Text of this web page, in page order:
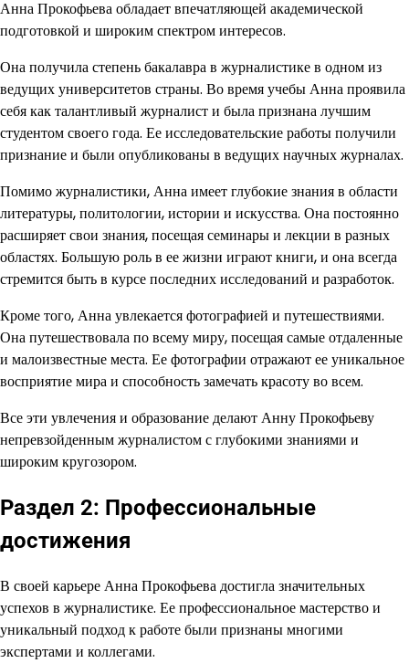
Анна Прокофьева обладает впечатляющей академической
подготовкой и широким спектром интересов.
Она получила степень бакалавра в журналистике в одном из
ведущих университетов страны. Во время учебы Анна проявила
себя как талантливый журналист и была признана лучшим
студентом своего года. Ее исследовательские работы получили
признание и были опубликованы в ведущих научных журналах.
Помимо журналистики, Анна имеет глубокие знания в области
литературы, политологии, истории и искусства. Она постоянно
расширяет свои знания, посещая семинары и лекции в разных
областях. Большую роль в ее жизни играют книги, и она всегда
стремится быть в курсе последних исследований и разработок.
Кроме того, Анна увлекается фотографией и путешествиями.
Она путешествовала по всему миру, посещая самые отдаленные
и малоизвестные места. Ее фотографии отражают ее уникальное
восприятие мира и способность замечать красоту во всем.
Все эти увлечения и образование делают Анну Прокофьеву
непревзойденным журналистом с глубокими знаниями и
широким кругозором.
Раздел 2: Профессиональные
достижения
В своей карьере Анна Прокофьева достигла значительных
успехов в журналистике. Ее профессиональное мастерство и
уникальный подход к работе были признаны многими
экспертами и коллегами.